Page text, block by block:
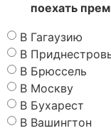
поехать
В Гагаузию
В
В Брюссель
В Москву
В Бухарест
В Вашингтон